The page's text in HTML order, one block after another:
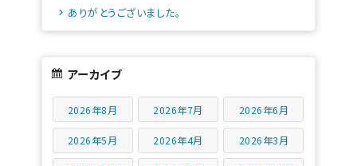
ありがとうございました。
アーカイブ
2026年8月 2026年7月 2026年6月
2026年5月 2026年4月 2026年3月